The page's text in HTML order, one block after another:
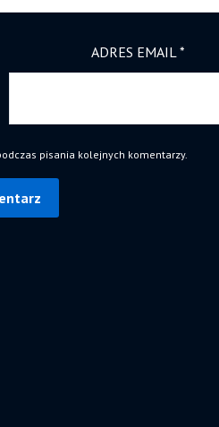
ADRES EMAIL*
pisania kolejnych komentarzy.